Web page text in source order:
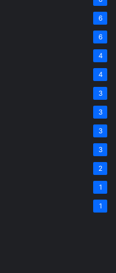
6
6
4
4
3
3
3
3
2
1
1